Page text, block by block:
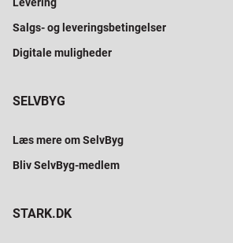
Levering
Salgs- og leveringsbetingelser
Digitale muligheder
SELVBYG
Læs mere om SelvByg
Bliv SelvByg-medlem
STARK.DK